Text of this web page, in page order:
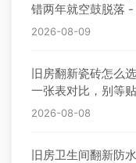
错两年就空鼓脱落
2026-08-09
旧房翻新瓷砖怎么
一张表对比，别等
2026-08-08
旧房卫生间翻新防